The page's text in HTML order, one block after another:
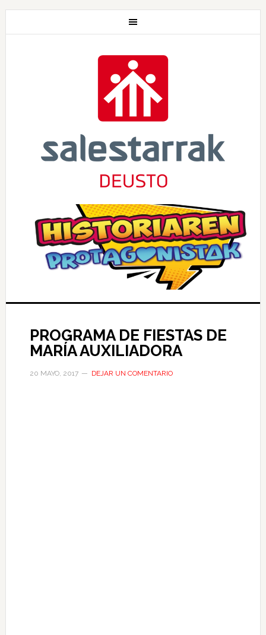
PROGRAMA DE FIESTAS DE
MARÍA AUXILIADORA
20 MAYO, 2017 DEJAR UN COMENTARIO